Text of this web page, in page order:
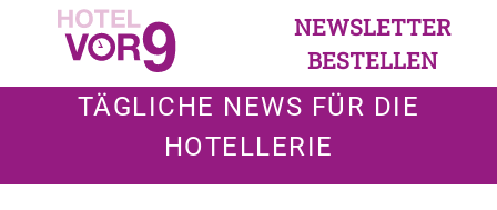
NEWSLETTER
BESTELLEN
TÄGLICHE NEWS FÜR DIE
HOTELLERIE